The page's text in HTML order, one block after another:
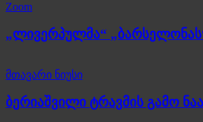
Zoom
„ლივერპულმა“
მთავარი ნიუსი
ბერიაშვილი ტრავმის გამო